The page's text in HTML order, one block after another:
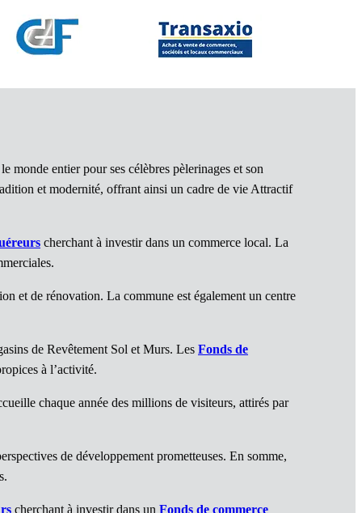
monde entier pour ses célèbres pèlerinages et son
et modernité, offrant ainsi un cadre de vie Attractif
cherchant à investir dans un commerce local. La
et de rénovation. La commune est également un centre
de Revêtement Sol et Murs. Les Fonds de
à l’activité.
chaque année des millions de visiteurs, attirés par
de développement prometteuses. En somme,
cherchant à investir dans un Fonds de commerce